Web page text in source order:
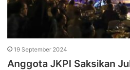
19 September 2024
Anggota JKPI Saksikan